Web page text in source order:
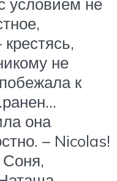
не
к
она
– Nicolas!
Соня,